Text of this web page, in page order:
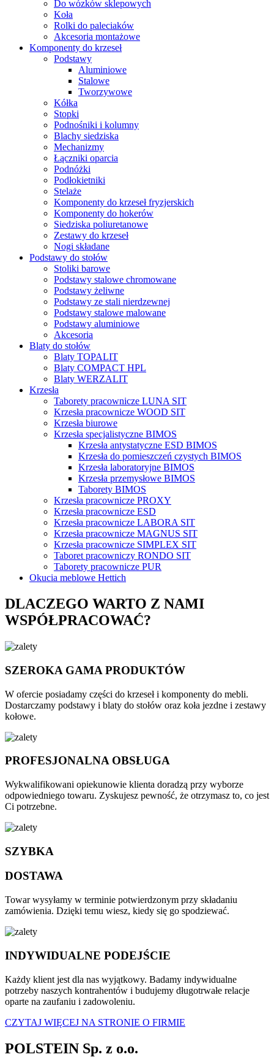
Do wózków sklepowych
Koła
Rolki do paleciaków
Akcesoria montażowe
Komponenty do krzeseł
Podstawy
Aluminiowe
Stalowe
Tworzywowe
Kółka
Stopki
Podnośniki i kolumny
Blachy siedziska
Mechanizmy
Łączniki oparcia
Podnóżki
Podłokietniki
Stelaże
Komponenty do krzeseł fryzjerskich
Komponenty do hokerów
Siedziska poliuretanowe
Zestawy do krzeseł
Nogi składane
Podstawy do stołów
Stoliki barowe
Podstawy stalowe chromowane
Podstawy żeliwne
Podstawy ze stali nierdzewnej
Podstawy stalowe malowane
Podstawy aluminiowe
Akcesoria
Blaty do stołów
Blaty TOPALIT
Blaty COMPACT HPL
Blaty WERZALIT
Krzesła
Taborety pracownicze LUNA SIT
Krzesła pracownicze WOOD SIT
Krzesła biurowe
Krzesła specjalistyczne BIMOS
Krzesła antystatyczne ESD BIMOS
Krzesła do pomieszczeń czystych BIMOS
Krzesła laboratoryjne BIMOS
Krzesła przemysłowe BIMOS
Taborety BIMOS
Krzesła pracownicze PROXY
Krzesła pracownicze ESD
Krzesła pracownicze LABORA SIT
Krzesła pracownicze MAGNUS SIT
Krzesła pracownicze SIMPLEX SIT
Taboret pracowniczy RONDO SIT
Taborety pracownicze PUR
Okucia meblowe Hettich
DLACZEGO WARTO Z NAMI
WSPÓŁPRACOWAĆ?
SZEROKA GAMA PRODUKTÓW
W ofercie posiadamy części do krzeseł i komponenty do mebli.
Dostarczamy podstawy i blaty do stołów oraz koła jezdne i zestawy
kołowe.
PROFESJONALNA OBSŁUGA
Wykwalifikowani opiekunowie klienta doradzą przy wyborze
odpowiedniego towaru. Zyskujesz pewność, że otrzymasz to, co jest
Ci potrzebne.
SZYBKA
DOSTAWA
Towar wysyłamy w terminie potwierdzonym przy składaniu
zamówienia. Dzięki temu wiesz, kiedy się go spodziewać.
INDYWIDUALNE PODEJŚCIE
Każdy klient jest dla nas wyjątkowy. Badamy indywidualne
potrzeby naszych kontrahentów i budujemy długotrwałe relacje
oparte na zaufaniu i zadowoleniu.
CZYTAJ WIĘCEJ NA STRONIE O FIRMIE
POLSTEIN Sp. z o.o.